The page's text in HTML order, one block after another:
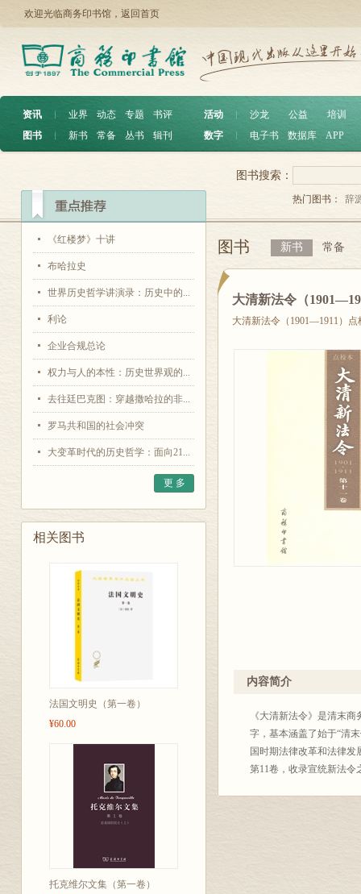
欢迎光临商务印书馆， 返回首页
资讯 ︱ 业界 动态 专题
书评
图书
︱ 新书 常备 丛书 辑刊
活动 沙龙 公益
培训
数字
电子书 数据库 APP
《红楼梦》十讲
布哈拉史
世界历史哲学讲演录：历史中的...
利论
企业合规总论
权力与人的本性：历史世界观的...
去往廷巴克图：穿越撒哈拉的非...
罗马共和国的社会冲突
大变革时代的历史哲学：面向21...
更 多
相关图书
法国文明史（第一卷）
¥60.00
托克维尔文集（第一卷）
图书搜索：
热门图书： 辞
图书 新书 常备
大清新法令（
大清新法令（1901—1911）点
内容简介
《大清新法令》是清末
字，基本涵盖了始于“清
国时期法律改革和法律
第11卷，收录宣统新法令